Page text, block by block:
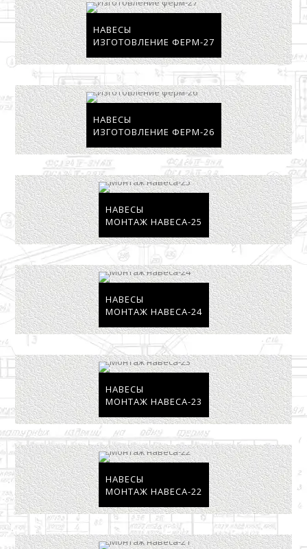
НАВЕСЫ
ИЗГОТОВЛЕНИЕ ФЕРМ-27
НАВЕСЫ
ИЗГОТОВЛЕНИЕ ФЕРМ-26
НАВЕСЫ
МОНТАЖ НАВЕСА-25
НАВЕСЫ
МОНТАЖ НАВЕСА-24
НАВЕСЫ
МОНТАЖ НАВЕСА-23
НАВЕСЫ
МОНТАЖ НАВЕСА-22